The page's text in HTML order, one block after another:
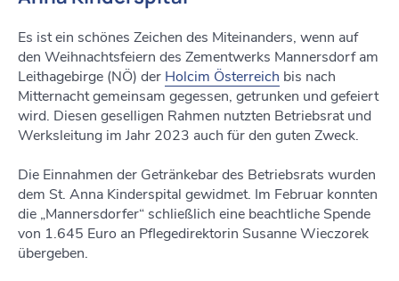
Es ist ein schönes Zeichen des Miteinanders, wenn auf
den Weihnachtsfeiern des Zementwerks Mannersdorf am
Leithagebirge (NÖ) der Holcim Österreich bis nach
Mitternacht gemeinsam gegessen, getrunken und gefeiert
wird. Diesen geselligen Rahmen nutzten Betriebsrat und
Werksleitung im Jahr 2023 auch für den guten Zweck.
Die Einnahmen der Getränkebar des Betriebsrats wurden
dem St. Anna Kinderspital gewidmet. Im Februar konnten
die „Mannersdorfer“ schließlich eine beachtliche Spende
von 1.645 Euro an Pflegedirektorin Susanne Wieczorek
übergeben.